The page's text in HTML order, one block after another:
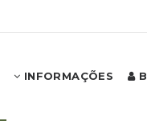
INFORMAÇÕES